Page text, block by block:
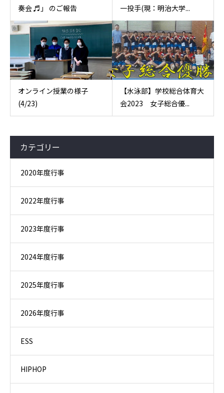
奏会 ♬」 のご報告
一投手(現：明治大学...
オンライン授業の様子
(4/23)
【水泳部】学校総合体育大
会2023 女子総合優...
カテゴリー
2020年度行事
2022年度行事
2023年度行事
2024年度行事
2025年度行事
2026年度行事
ESS
HIPHOP